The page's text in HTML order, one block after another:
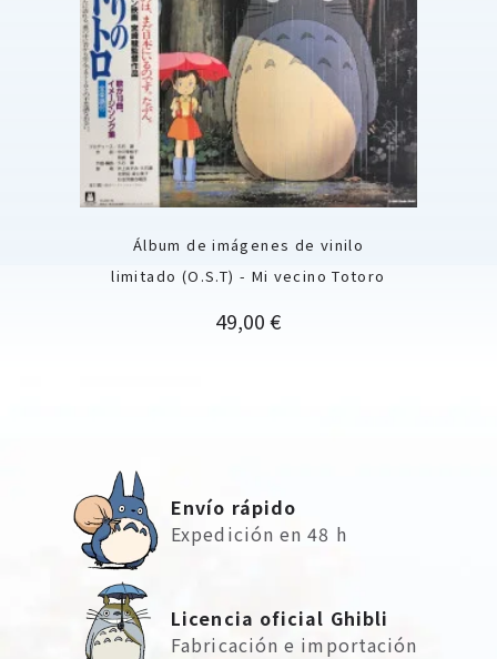
Álbum de imágenes de vinilo
limitado (O.S.T) - Mi vecino Totoro
Precio
49,00 €
Envío rápido
Expedición en 48 h
Licencia oficial Ghibli
Fabricación e importación